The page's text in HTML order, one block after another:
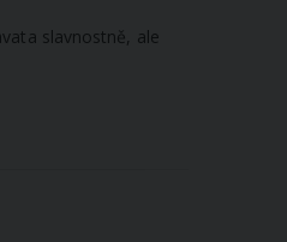
slavnostně, ale